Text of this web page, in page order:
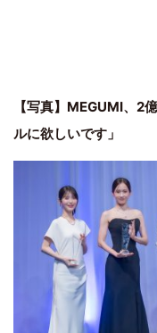
【写真】MEGUMI、2
ルに欲しいです」